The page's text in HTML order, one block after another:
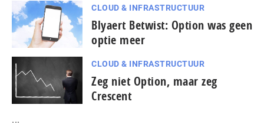
CLOUD & INFRASTRUCTUUR
Blyaert Betwist: Option was geen
optie meer
CLOUD & INFRASTRUCTUUR
Zeg niet Option, maar zeg
Crescent
...